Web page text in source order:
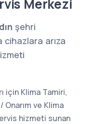
Merkezi
şehri
cihazlara arıza
için Klima Tamiri,
Onarım ve Klima
hizmeti sunan